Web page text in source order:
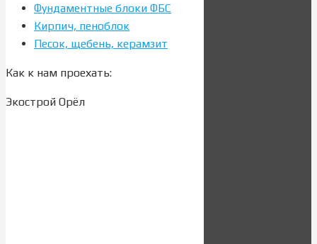
Фундаментные блоки ФБС
Кирпич, пеноблок
Песок, щебень, керамзит
Как к нам проехать:
Экострой Орёл